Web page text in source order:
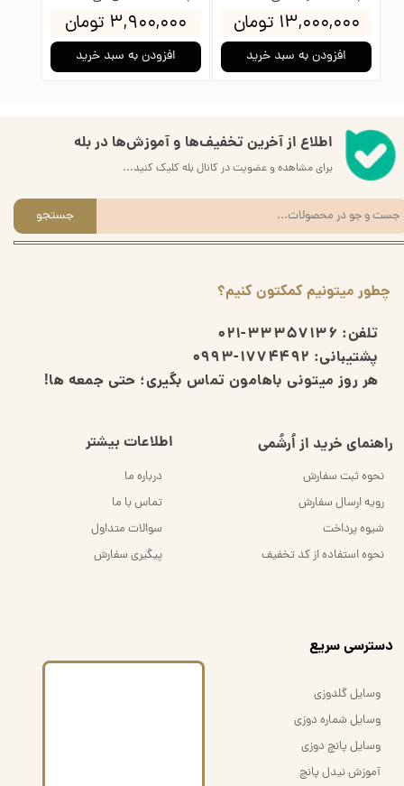
۳,۹۰۰,۰۰۰ تومان
افزودن به سبد خرید
۱۳,۰۰۰,۰۰۰ تومان
افزودن به سبد خرید
چطور میتونیم کمکتون کنیم؟
تلفن: 33357136-021
پشتیبانی: 1774492-0993
هر روز میتونی باهامون تماس بگیری؛ حتی جمعه ها!
راهنمای خرید از اُرشُمی
نحوه ثبت سفارش
رویه ارسال سفارش
شیوه پرداخت
نحوه استفاده از کد تخفیف
اطلاعات بیشتر
درباره ما
تماس با ما
سوالات متداول
پیگیری سفارش
اطلاع از آخرین تخفیف‌ها و آموزش‌ها در بله
برای مشاهده و عضویت در کانال بله کلیک کنید...
جستجو
​دسترسی سریع
وسایل گلدوزی
وسایل شماره دوزی
وسایل پانچ دوزی
آموزش نیدل پانچ